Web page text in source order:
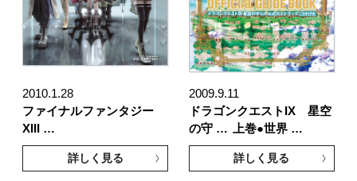
2010.1.28
ファイナルファンタジー
XIII …
詳しく見る
2009.9.11
ドラゴンクエストIX 星空
の守 …
上巻●世界 …
詳しく見る